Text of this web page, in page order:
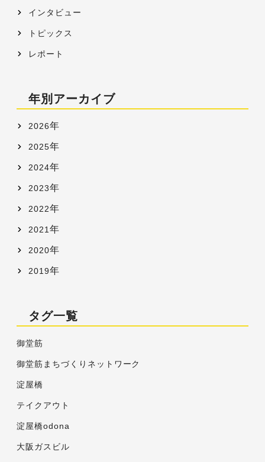
インタビュー
トピックス
レポート
年別アーカイブ
2026年
2025年
2024年
2023年
2022年
2021 年
2020年
2019年
タグ一覧
御堂筋
御堂筋まちづくりネットワーク
淀屋橋
テイクアウト
淀屋橋odona
大阪ガスビル